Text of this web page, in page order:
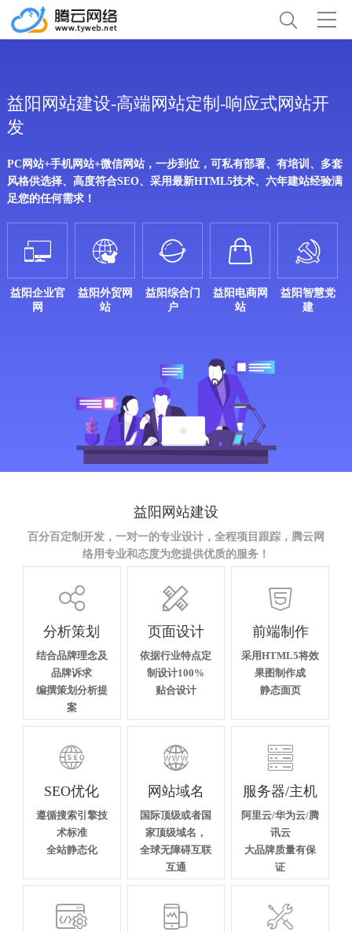
益阳网站建设-高端网站定制-响应式网站开
发
PC网站+手机网站+微信网站，一步到位，可私有部署、有培训、多套
风格供选择、高度符合SEO、采用最新HTML5技术、六年建站经验满
足您的任何需求！

益阳企业官
网

益阳外贸网
站

益阳综合门
户

益阳电商网
站

益阳智慧党
建
益阳网站建设
百分百定制开发，一对一的专业设计，全程项目跟踪，腾云网
络用专业和态度为您提供优质的服务！

分析策划
结合品牌理念及
品牌诉求
编撰策划分析提
案

页面设计
依据行业特点定
制设计100%
贴合设计

前端制作
采用HTML5将效
果图制作成
静态面页

SEO优化
遵循搜索引擎技
术标准
全站静态化

网站域名
国际顶级或者国
家顶级域名，
全球无障碍互联
互通

服务器/主机
阿里云/华为云/腾
讯云
大品牌质量有保
证
  